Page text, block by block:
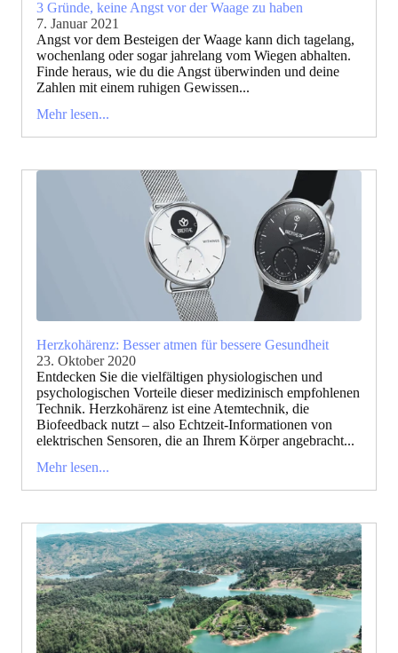
3 Gründe, keine Angst vor der Waage zu haben
7. Januar 2021
Angst vor dem Besteigen der Waage kann dich tagelang,
wochenlang oder sogar jahrelang vom Wiegen abhalten.
Finde heraus, wie du die Angst überwinden und deine
Zahlen mit einem ruhigen Gewissen...
Mehr lesen...
Herzkohärenz: Besser atmen für bessere Gesundheit
23. Oktober 2020
Entdecken Sie die vielfältigen physiologischen und
psychologischen Vorteile dieser medizinisch empfohlenen
Technik. Herzkohärenz ist eine Atemtechnik, die
Biofeedback nutzt – also Echtzeit-Informationen von
elektrischen Sensoren, die an Ihrem Körper angebracht...
Mehr lesen...